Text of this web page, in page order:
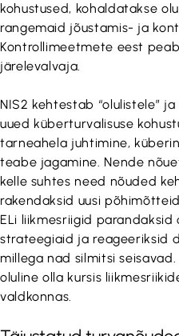
kohustused, kohaldatakse
rangemaid jõustamis- ja
Kontrollimeetmete eest
järelevalvaja.
NIS2 kehtestab “olulistele”
uued küberturvalisuse
tarneahela juhtimine,
teabe jagamine. Nende
kelle suhtes need nõuded
rakendaksid uusi
ELi liikmesriigid
strateegiaid ja reageeriksid
millega nad silmitsi
oluline olla kursis
valdkonnas.